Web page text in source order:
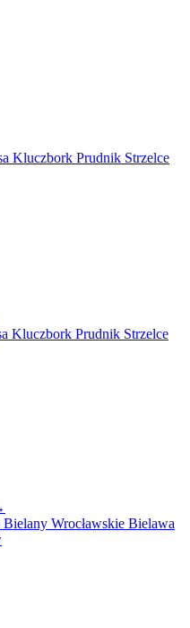
Kluczbork Prudnik Strzelce
Kluczbork Prudnik Strzelce
Bielany Wrocławskie Bielawa